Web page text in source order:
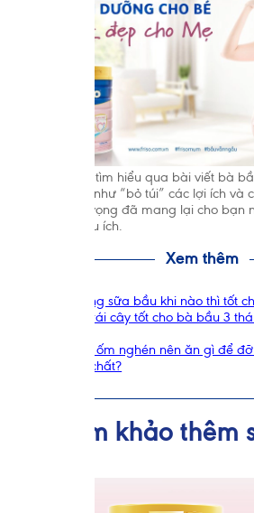
Bạn đọc vừa tìm hiểu qua bài viết bà
không, cũng như “bỏ túi” các lợi ích và
món ăn. Hy vọng đã mang lại cho bạn
khảo thật hữu ích.
Xem thêm
Nên uống sữa bầu khi nào thì tốt
10 loại trái cây tốt cho bà bầu 3
Mẹ bầu ốm nghén nên ăn gì để
dưỡng chất?
Tham khảo thêm